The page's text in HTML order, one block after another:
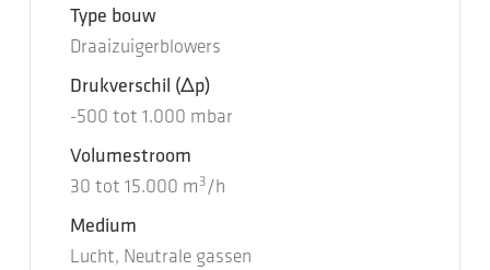
Type bouw
Draaizuigerblowers
Drukverschil (Δp)
-500 tot 1.000 mbar
Volumestroom
30 tot 15.000 m 3 /h
Medium
Lucht, Neutrale gassen